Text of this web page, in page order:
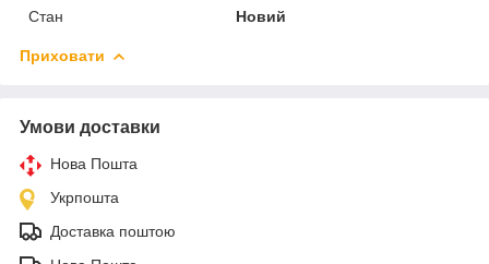
Стан
Новий
Приховати
Умови доставки
Нова Пошта
Укрпошта
Доставка поштою